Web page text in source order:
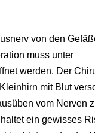
von den
muss unter
werden. Der
mit Blut
vom Nerven
ein gewisses